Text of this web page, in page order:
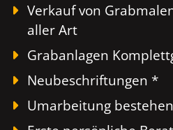
Verkauf von
aller Art
Grabanlagen
Neubeschriftungen *
Umarbeitung